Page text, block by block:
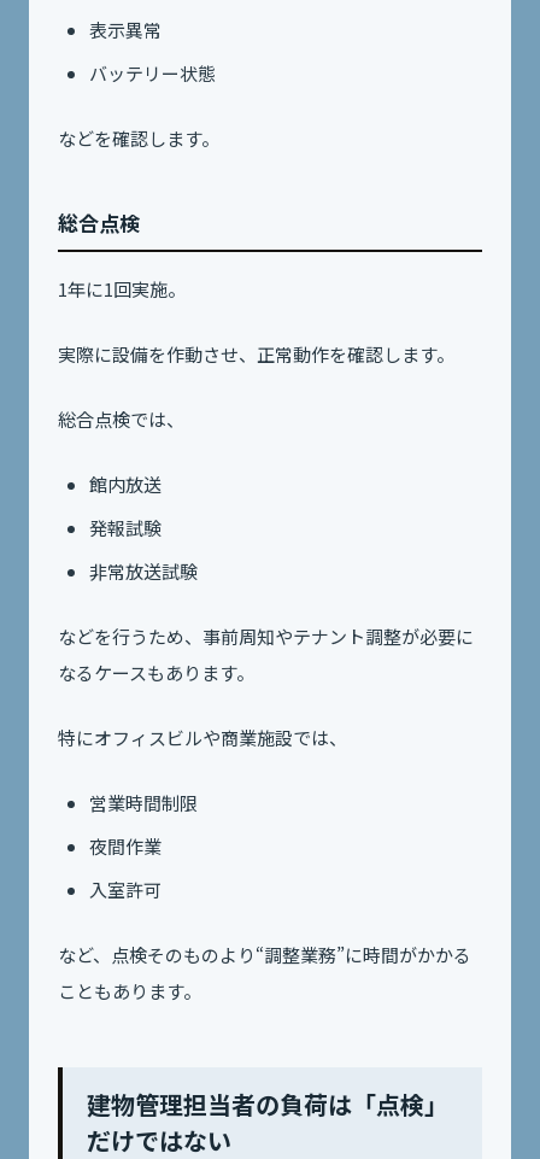
表示異常
バッテリー状態
などを確認します。
総合点検
1年に1回実施。
実際に設備を作動させ、正常動作を確認します。
総合点検では、
館内放送
発報試験
非常放送試験
などを行うため、事前周知やテナント調整が必要に
なるケースもあります。
特にオフィスビルや商業施設では、
営業時間制限
夜間作業
入室許可
など、点検そのものより“調整業務”に時間がかかる
こともあります。
建物管理担当者の負荷は「点検」
だけではない